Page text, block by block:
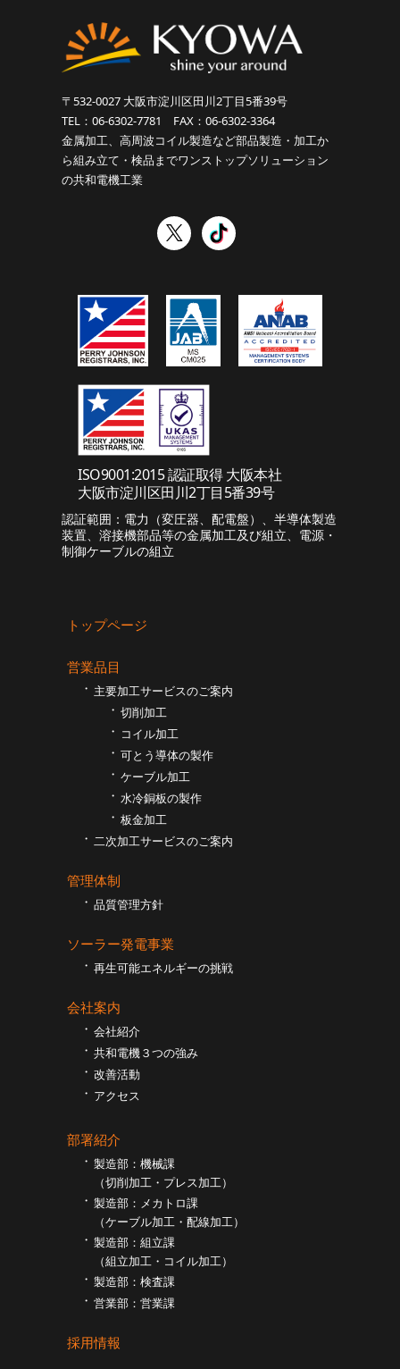
〒532-0027 大阪市淀川区田川2丁目5番39号
TEL：06-6302-7781 FAX：06-6302-3364
金属加工、高周波コイル製造など部品製造・加工か
ら組み立て・検品までワンストップソリューション
の共和電機工業
ISO9001:2015 認証取得 大阪本社
大阪市淀川区田川2丁目5番39号
認証範囲：電力（変圧器、配電盤）、半導体製造
装置、溶接機部品等の金属加工及び組立、電源・
制御ケーブルの組立
トップページ
営業品目
主要加工サービスのご案内
切削加工
コイル加工
可とう導体の製作
ケーブル加工
⽔冷銅板の製作
板⾦加工
二次加工サービスのご案内
管理体制
品質管理方針
ソーラー発電事業
再生可能エネルギーの挑戦
会社案内
会社紹介
共和電機３つの強み
改善活動
アクセス
部署紹介
製造部：機械課
（切削加工・プレス加工）
製造部：メカトロ課
（ケーブル加工・配線加工）
製造部：組立課
（組⽴加工・コイル加工）
製造部：検査課
営業部：営業課
採用情報